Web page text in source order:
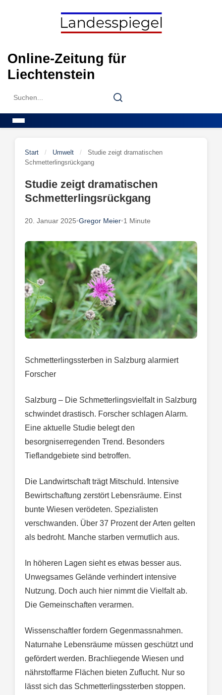
Online-Zeitung für
Liechtenstein
Search
Search
Start / Umwelt /
Studie zeigt dramatischen
Schmetterlingsrückgang
Studie zeigt dramatischen
Schmetterlingsrückgang
20. Januar 2025•Gregor Meier•1 Minute
Schmetterlingssterben in Salzburg alarmiert
Forscher
Salzburg – Die Schmetterlingsvielfalt in Salzburg
schwindet drastisch. Forscher schlagen Alarm.
Eine aktuelle Studie belegt den
besorgniserregenden Trend. Besonders
Tieflandgebiete sind betroffen.
Die Landwirtschaft trägt Mitschuld. Intensive
Bewirtschaftung zerstört Lebensräume. Einst
bunte Wiesen verödeten. Spezialisten
verschwanden. Über 37 Prozent der Arten gelten
als bedroht. Manche starben vermutlich aus.
In höheren Lagen sieht es etwas besser aus.
Unwegsames Gelände verhindert intensive
Nutzung. Doch auch hier nimmt die Vielfalt ab.
Die Gemeinschaften verarmen.
Wissenschaftler fordern Gegenmassnahmen.
Naturnahe Lebensräume müssen geschützt und
gefördert werden. Brachliegende Wiesen und
nährstoffarme Flächen bieten Zuflucht. Nur so
lässt sich das Schmetterlingssterben stoppen.